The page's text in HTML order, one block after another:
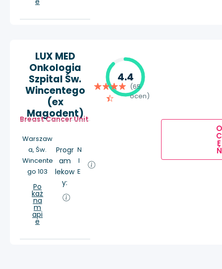
LUX MED
Onkologia
Szpital Św.
Wincentego
(ex
Magodent)
Breast Cancer Unit
Warszaw
a, Św.
Wincente
go 103
Po
każ
na
m
api
e
Progr
am
lekow
y:
N
I
E
4.4
(65
ocen)
O
C
E
Ń